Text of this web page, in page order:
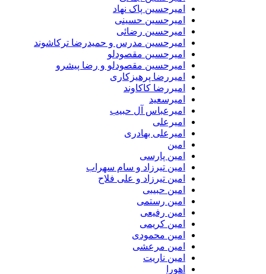
امیرحسین پاک نهاد
امیرحسین حسینی
امیرحسین رضائی
امیرحسین مدرس و حمیدرضا ترکاشوند
امیرحسین مقصودلو
امیرحسین مقصودلو و رضا پیشرو
امیررضا پرهیزکاری
امیررضا کاکاوند
امیرسعید
امیرعباس آل حبیب
امیرعلی
امیرعلی بهادری
امین پارسی
امین تیرزاد و سام سهراب
امین تیرزاد و علی فلاح
امین حبیبی
امین رستمی
امین رفیعی
امین کریمی
امین محمودی
امین مرعشی
امین ناریت